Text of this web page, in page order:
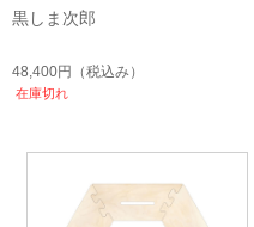
黒しま次郎
48,400円 （税込み）
在庫切れ